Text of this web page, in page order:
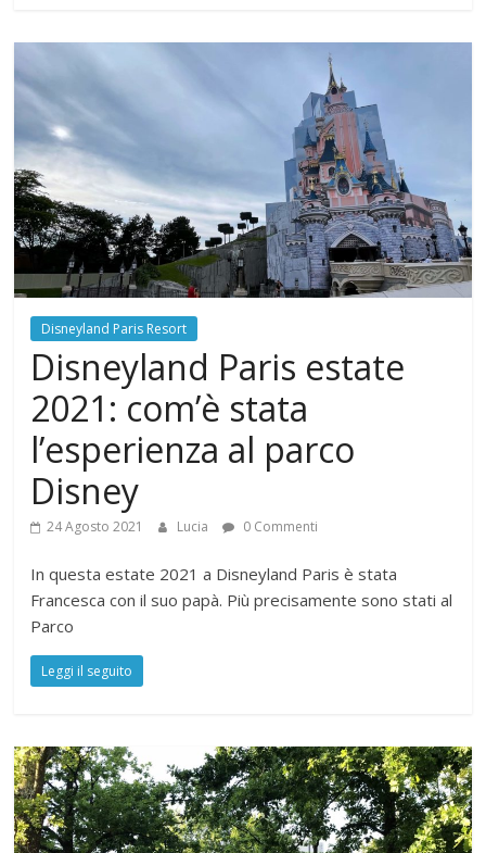
Disneyland Paris Resort
Disneyland Paris estate
2021: com’è stata
l’esperienza al parco
Disney
24 Agosto 2021 Lucia 0 Commenti
In questa estate 2021 a Disneyland Paris è stata
Francesca con il suo papà. Più precisamente sono stati al
Parco
Leggi il seguito